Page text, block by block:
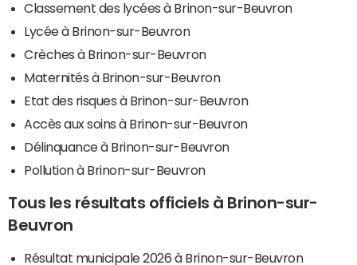
Classement des lycées à Brinon-sur-Beuvron
Lycée à Brinon-sur-Beuvron
Crèches à Brinon-sur-Beuvron
Maternités à Brinon-sur-Beuvron
Etat des risques à Brinon-sur-Beuvron
Accès aux soins à Brinon-sur-Beuvron
Délinquance à Brinon-sur-Beuvron
Pollution à Brinon-sur-Beuvron
Tous les résultats officiels à Brinon-sur-
Beuvron
Résultat municipale 2026 à Brinon-sur-Beuvron